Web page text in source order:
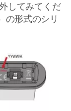
してみてくだ
の形式のシリ